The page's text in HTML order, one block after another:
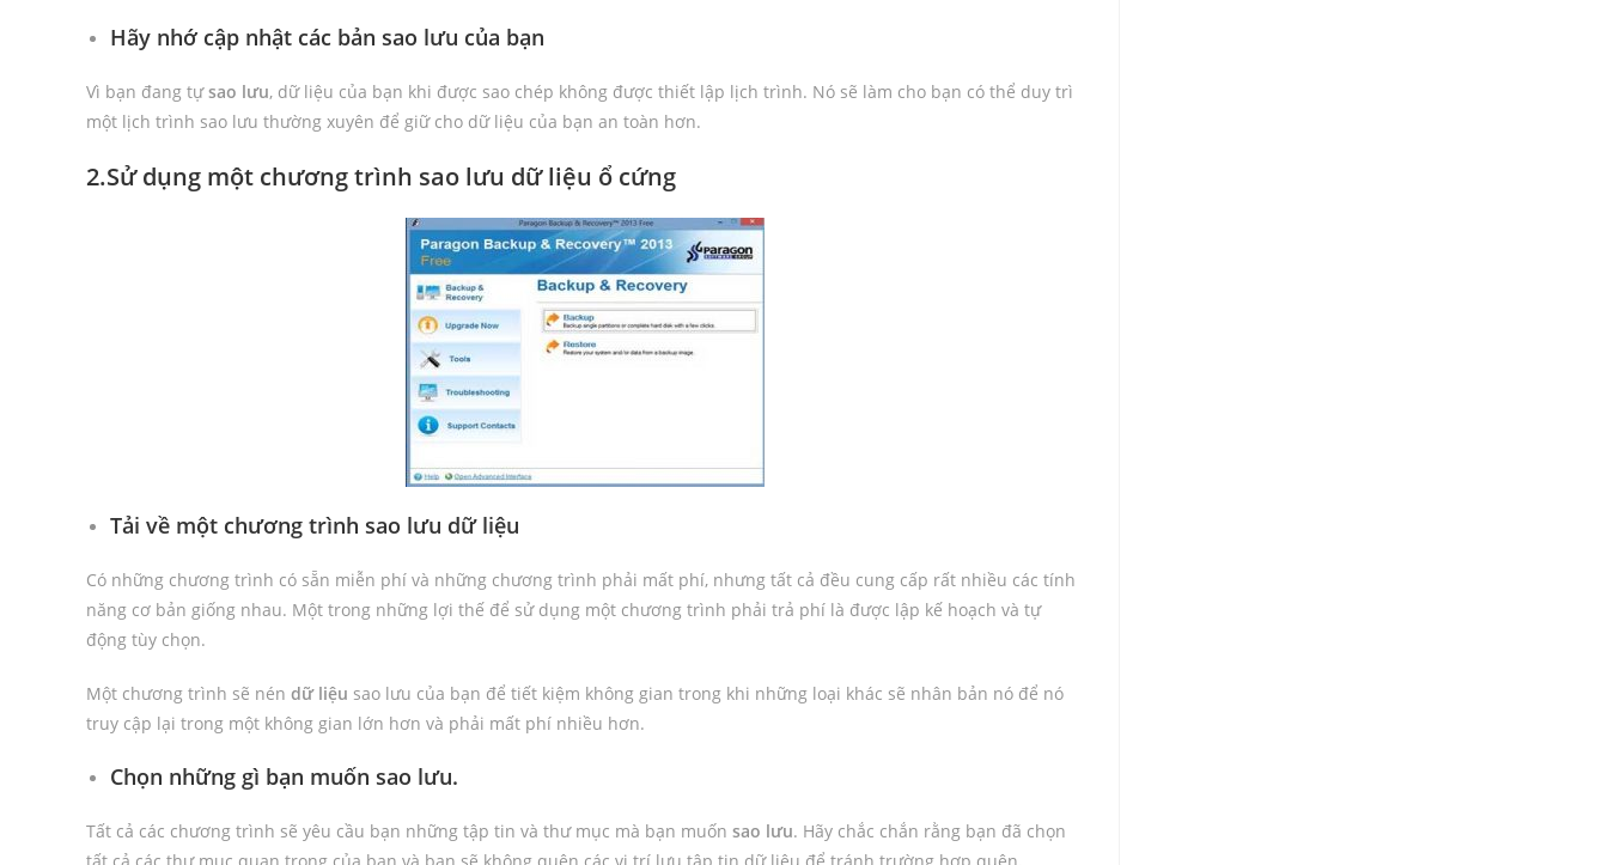
Hãy nhớ cập nhật các bản sao lưu của bạn
Vì bạn đang tựsao lưu, dữ liệu của bạn khi được sao chép không được thiết lập lịch trình. Nó sẽ làm cho bạn có thể duy trì
một lịch trình sao lưu thường xuyên để giữ cho dữ liệu của bạn an toàn hơn.
2.Sử dụng một chương trình sao lưu dữ liệu ổ cứng
Tải về một chương trình sao lưu dữ liệu
Có những chương trình có sẵn miễn phí và những chương trình phải mất phí, nhưng tất cả đều cung cấp rất nhiều các tính
năng cơ bản giống nhau. Một trong những lợi thế để sử dụng một chương trình phải trả phí là được lập kế hoạch và tự
động tùy chọn.
Một chương trình sẽ nén dữ liệu sao lưu của bạn để tiết kiệm không gian trong khi những loại khác sẽ nhân bản nó để nó
truy cập lại trong một không gian lớn hơn và phải mất phí nhiều hơn.
Chọn những gì bạn muốn sao lưu.
Tất cả các chương trình sẽ yêu cầu bạn những tập tin và thư mục mà bạn muốn sao lưu. Hãy chắc chắn rằng bạn đã chọn